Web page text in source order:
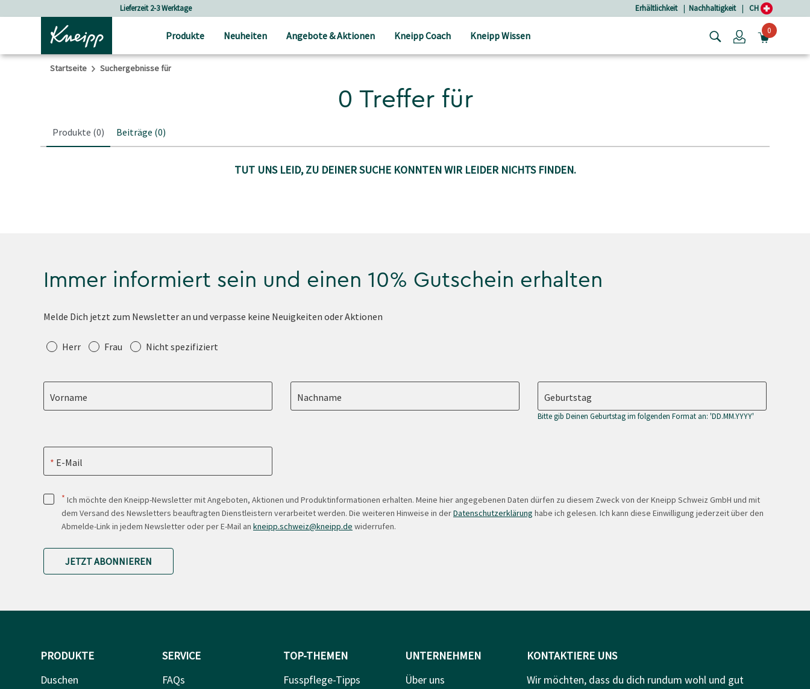
Lieferzeit 2-3 Werktage Erhältlichkeit | Nachhaltigkeit | CH
Produkte Neuheiten Angebote & Aktionen Kneipp Coach Kneipp Wissen Login0
Startseite Suchergebnisse für
0 Treffer für
Produkte (0) Beiträge (0)
TUT UNS LEID, ZU DEINER SUCHE KONNTEN WIR LEIDER NICHTS FINDEN.
Immer informiert sein und einen 10% Gutschein erhalten
Melde Dich jetzt zum Newsletter an und verpasse keine Neuigkeiten oder Aktionen
Anrede
Herr Frau Nicht spezifiziert
Vorname Nachname Geburtstag
Bitte gib Deinen Geburtstag im folgenden Format an: 'DD.MM.YYYY'
E-Mail
* Ich möchte den Kneipp-Newsletter mit Angeboten, Aktionen und Produktinformationen erhalten. Meine hier angegebenen Daten dürfen zu diesem Zweck von der Kneipp Schweiz GmbH und mit
dem Versand des Newsletters beauftragten Dienstleistern verarbeitet werden. Die weiteren Hinweise in derDatenschutzerklärung habe ich gelesen. Ich kann diese Einwilligung jederzeit über den
Abmelde-Link in jedem Newsletter oder per E-Mail an kneipp.schweiz@kneipp.de widerrufen.
JETZT ABONNIEREN
PRODUKTE
Duschen
SERVICE
FAQs
TOP-THEMEN
Fusspflege-Tipps
UNTERNEHMEN
Über uns
KONTAKTIERE UNS
Wir möchten, dass du dich rundum wohl und gut